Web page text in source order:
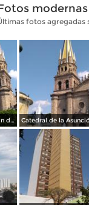
fotos agregadas
Catedral de la Asunción de María Santísima